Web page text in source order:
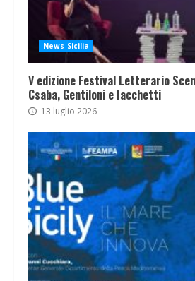
News Sicilia
V edizione Festival Letterario
Csaba, Gentiloni e Iacchetti
13 luglio 2026